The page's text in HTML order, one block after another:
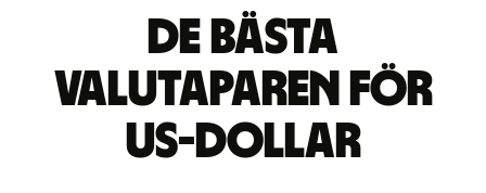
De bästa
valutaparen för
US-dollar